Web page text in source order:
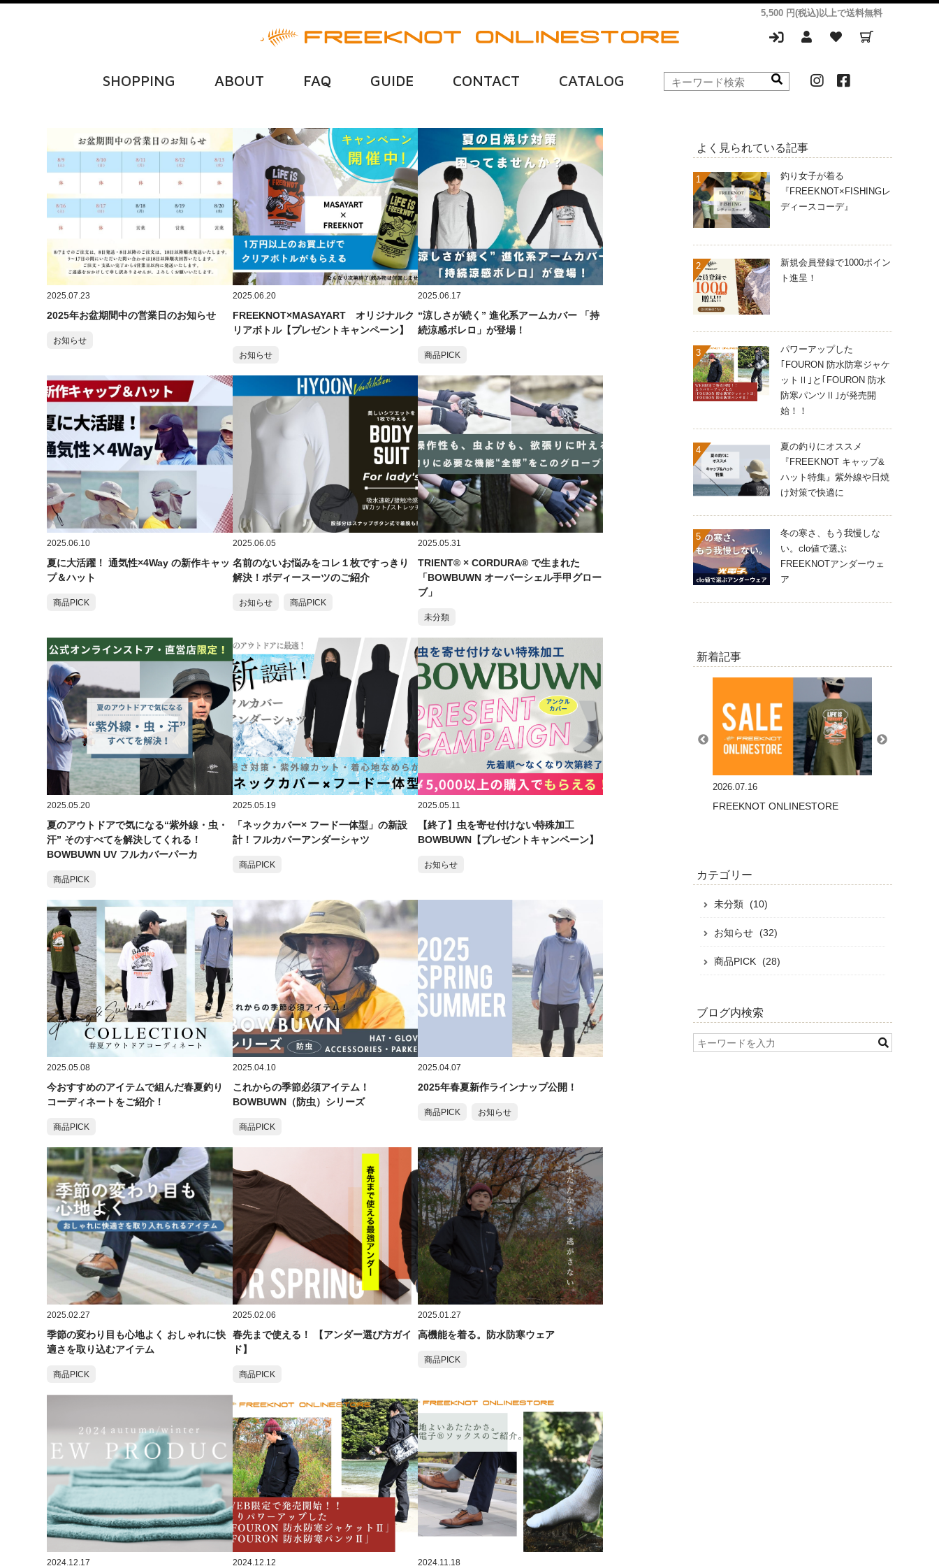
5,500 円(税込)以上で送料無料
SHOPPING ABOUT FAQ GUIDE CONTACT CATALOG
2025.07.23
2025年お盆期間中の営業日のお知らせ
お知らせ
2025.06.20
FREEKNOT×MASAYART オリジナルク
リアボトル【プレゼントキャンペーン】
お知らせ
2025.06.17
“涼しさが続く” 進化系アームカバー 「持
続涼感ボレロ」が登場！
商品PICK
2025.06.10
夏に大活躍！ 通気性×4Way の新作キャッ
プ＆ハット
商品PICK
2025.06.05
名前のないお悩みをコレ１枚ですっきり
解決！ボディースーツのご紹介
お知らせ 商品PICK
2025.05.31
TRIENT® × CORDURA® で生まれた
「BOWBUWN オーバーシェル手甲グロー
ブ」
未分類
2025.05.20
夏のアウトドアで気になる“紫外線・虫・
汗” そのすべてを解決してくれる！
BOWBUWN UV フルカバーパーカ
商品PICK
2025.05.19
「ネックカバー× フード一体型」の新設
計！フルカバーアンダーシャツ
商品PICK
2025.05.11
【終了】虫を寄せ付けない特殊加工
BOWBUWN【プレゼントキャンペーン】
お知らせ
2025.05.08
今おすすめのアイテムで組んだ春夏釣り
コーディネートをご紹介！
商品PICK
2025.04.10
これからの季節必須アイテム！
BOWBUWN（防虫）シリーズ
商品PICK
2025.04.07
2025年春夏新作ラインナップ公開！
商品PICK お知らせ
2025.02.27
季節の変わり目も心地よく おしゃれに快
適さを取り込むアイテム
商品PICK
2025.02.06
春先まで使える！ 【アンダー選び方ガイ
ド】
商品PICK
2025.01.27
高機能を着る。防水防寒ウェア
商品PICK
2024.12.17 2024.12.12 2024.11.18
よく見られている記事
釣り女子が着る
『FREEKNOT×FISHINGレ
ディースコーデ』
新規会員登録で1000ポイン
ト進呈！
パワーアップした
｢FOURON 防水防寒ジャケ
ットⅡ｣と｢FOURON 防水
防寒パンツⅡ｣が発売開
始！！
夏の釣りにオススメ
『FREEKNOT キャップ&
ハット特集』紫外線や日焼
け対策で快適に
冬の寒さ、もう我慢しな
い。clo値で選ぶ
FREEKNOTアンダーウェ
ア
新着記事
2026.05.19
釣り女子が着る『FREEKNOT×FIS
2026.07.28
せ
2026.07.16
FREEKNOT ONLINESTORE
カテゴリー
未分類 (10)
お知らせ (32)
商品PICK (28)
ブログ内検索